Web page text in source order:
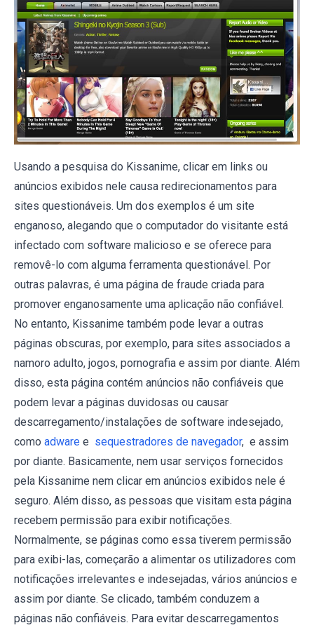
Usando a pesquisa do Kissanime, clicar em links ou
anúncios exibidos nele causa redirecionamentos para
sites questionáveis. Um dos exemplos é um site
enganoso, alegando que o computador do visitante está
infectado com software malicioso e se oferece para
removê-lo com alguma ferramenta questionável. Por
outras palavras, é uma página de fraude criada para
promover enganosamente uma aplicação não confiável.
No entanto, Kissanime também pode levar a outras
páginas obscuras, por exemplo, para sites associados a
namoro adulto, jogos, pornografia e assim por diante. Além
disso, esta página contém anúncios não confiáveis que
podem levar a páginas duvidosas ou causar
descarregamento/instalações de software indesejado,
como adware e sequestradores de navegador, e assim
por diante. Basicamente, nem usar serviços fornecidos
pela Kissanime nem clicar em anúncios exibidos nele é
seguro. Além disso, as pessoas que visitam esta página
recebem permissão para exibir notificações.
Normalmente, se páginas como essa tiverem permissão
para exibi-las, começarão a alimentar os utilizadores com
notificações irrelevantes e indesejadas, vários anúncios e
assim por diante. Se clicado, também conduzem a
páginas não confiáveis. Para evitar descarregamentos